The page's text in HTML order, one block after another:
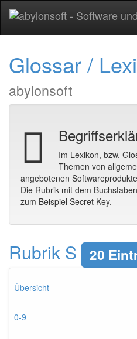
Glossar /
abylonsoft
Im Lexikon, bzw.
Themen von
angebotenen
Die Rubrik mit dem Buchstaben
zum Beispiel Secret Key.
Rubrik S 20
Übersicht
0-9